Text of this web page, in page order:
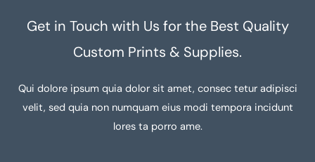
Get in Touch with Us for the Best Quality
Custom Prints & Supplies.
Qui dolore ipsum quia dolor sit amet, consec tetur adipisci
velit, sed quia non numquam eius modi tempora incidunt
lores ta porro ame.